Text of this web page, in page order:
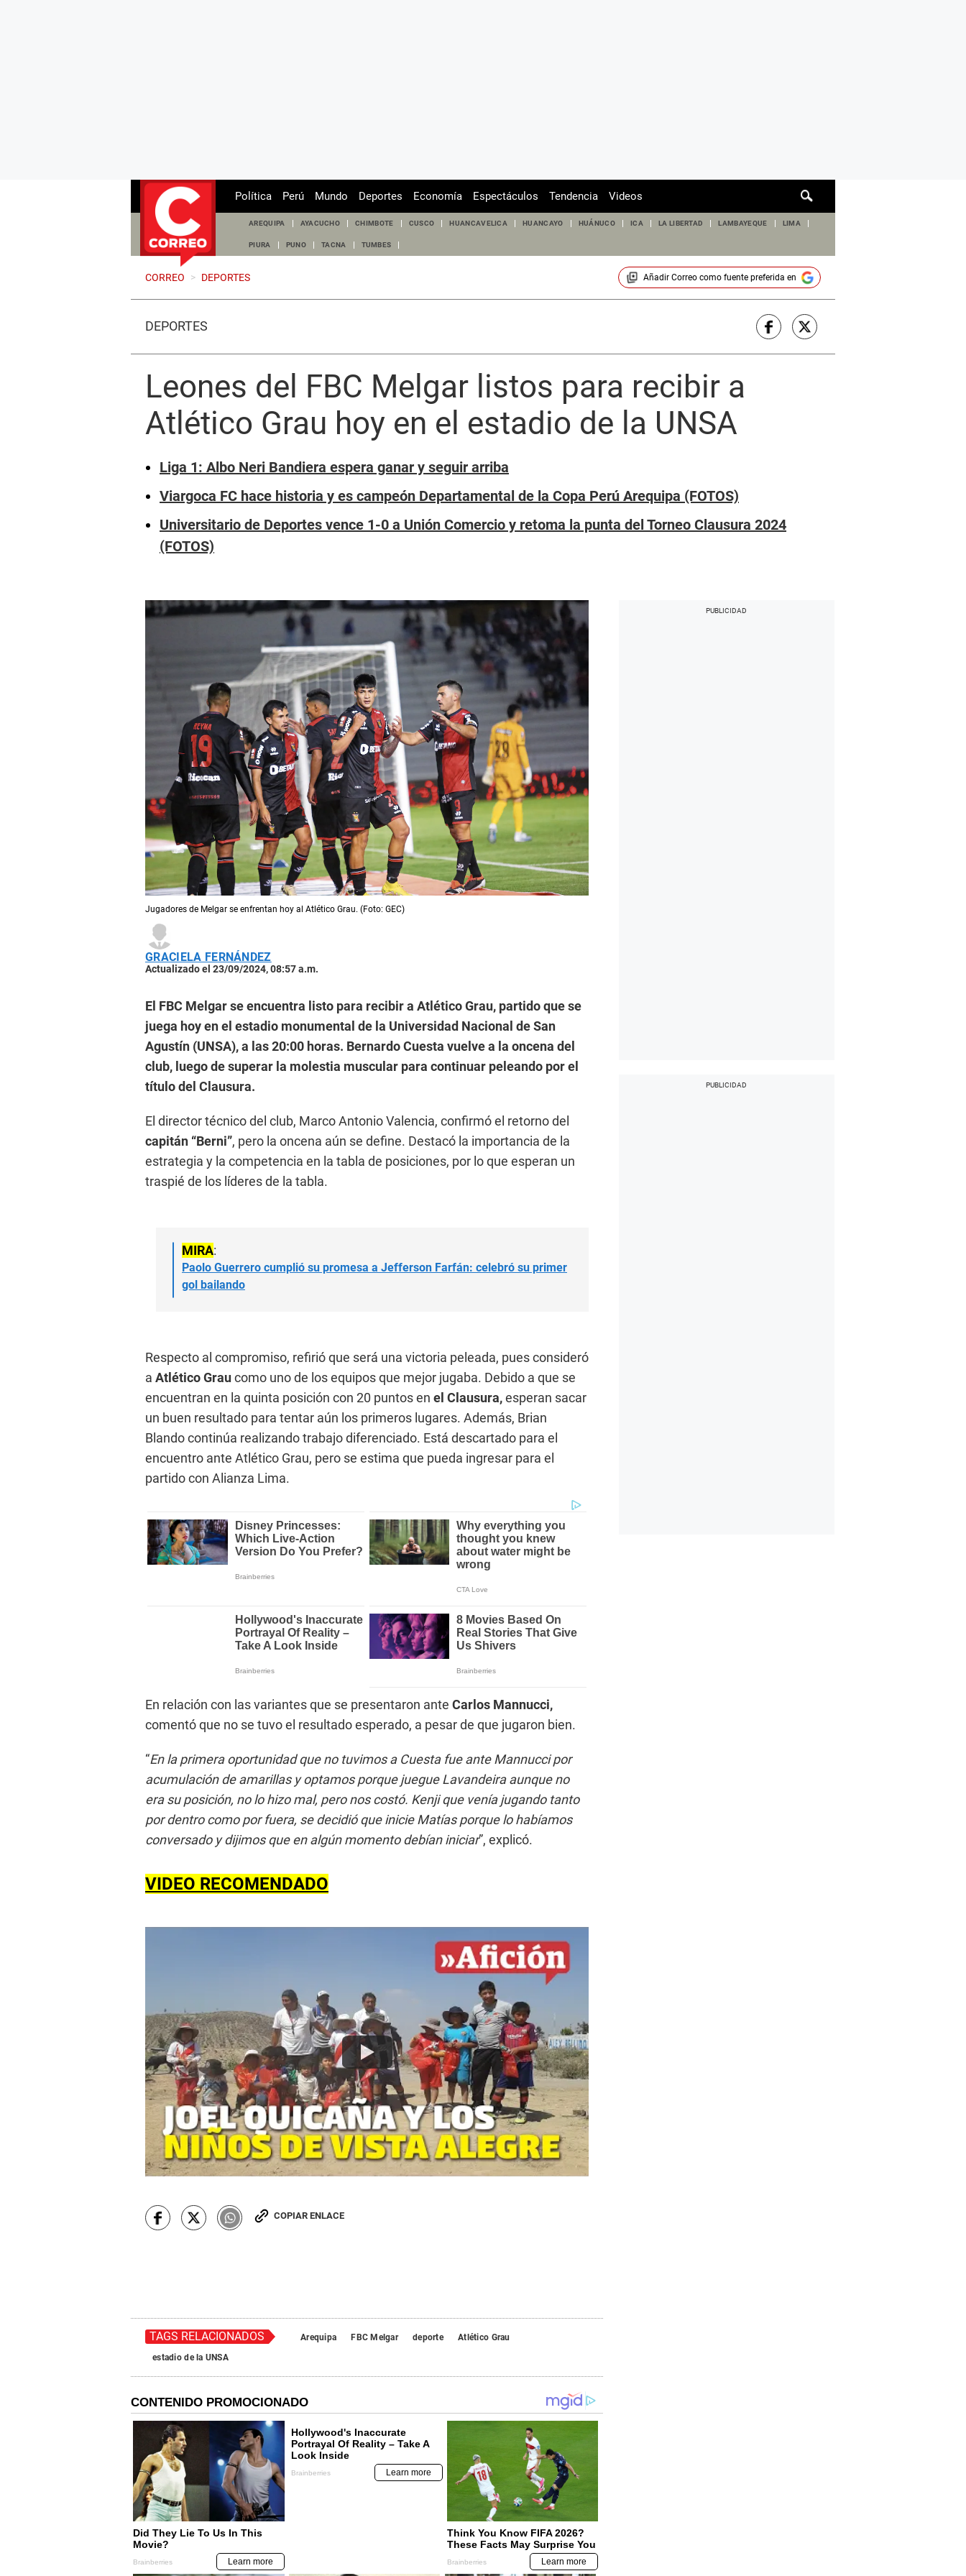
de
Política Perú Mundo Deportes Economía Espectáculos Tendencia Videos
AREQUIPA AYACUCHO CHIMBOTE CUSCO HUANCAVELICA HUANCAYO HUÁNUCO ICA LA LIBERTAD LAMBAYEQUE LIMA
PIURA PUNO TACNA TUMBES
CORREO > DEPORTES Añadir Correocomo fuente preferida en
DEPORTES
Leones del FBC Melgar listos para recibir a
Atlético Grau hoy en el estadio de la UNSA
Liga 1: Albo Neri Bandiera espera ganar y seguir arriba
Viargoca FC hace historia y es campeón Departamental de la Copa Perú Arequipa (FOTOS)
Universitario de Deportes vence 1-0 a Unión Comercio y retoma la punta del Torneo Clausura 2024
(FOTOS)
Jugadores de Melgar se enfrentan hoy al Atlético Grau. (Foto: GEC)
GRACIELA FERNÁNDEZ
Actualizado el 23/09/2024, 08:57 a.m.
El FBC Melgar se encuentra listo para recibir a Atlético Grau, partido que se
juega hoy en el estadio monumental de la Universidad Nacional de San
Agustín (UNSA), a las 20:00 horas. Bernardo Cuesta vuelve a la oncena del
club, luego de superar la molestia muscular para continuar peleando por el
título del Clausura.
El director técnico del club, Marco Antonio Valencia, confirmó el retorno del
capitán “Berni”, pero la oncena aún se define. Destacó la importancia de la
estrategia y la competencia en la tabla de posiciones, por lo que esperan un
traspié de los líderes de la tabla.
MIRA:
Paolo Guerrero cumplió su promesa a Jefferson Farfán: celebró su primer
gol bailando
Respecto al compromiso, refirió que será una victoria peleada, pues consideró
a Atlético Graucomo uno de los equipos que mejor jugaba. Debido a que se
encuentran en la quinta posición con 20 puntos en el Clausura,esperan sacar
un buen resultado para tentar aún los primeros lugares. Además, Brian
Blando continúa realizando trabajo diferenciado. Está descartado para el
encuentro ante Atlético Grau, pero se estima que pueda ingresar para el
partido con Alianza Lima.
En relación con las variantes que se presentaron ante Carlos Mannucci,
comentó que no se tuvo el resultado esperado, a pesar de que jugaron bien.
“En la primera oportunidad que no tuvimos a Cuesta fue ante Mannucci por
acumulación de amarillas y optamos porque juegue Lavandeira aunque no
era su posición, no lo hizo mal, pero nos costó. Kenji que venía jugando tanto
por dentro como por fuera, se decidió que inicie Matías porque lo habíamos
conversado y dijimos que en algún momento debían iniciar”, explicó.
VIDEO RECOMENDADO
COPIAR ENLACE
TAGS RELACIONADOS Arequipa FBC Melgar deporte
Atlético Grau
estadio de la UNSA